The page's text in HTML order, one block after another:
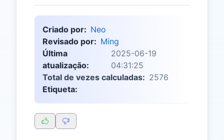
Criado por: Neo
Revisado por: Ming
Última
atualização:
2025-06-19
04:31:25
Total de vezes calculadas: 2576
Etiqueta: